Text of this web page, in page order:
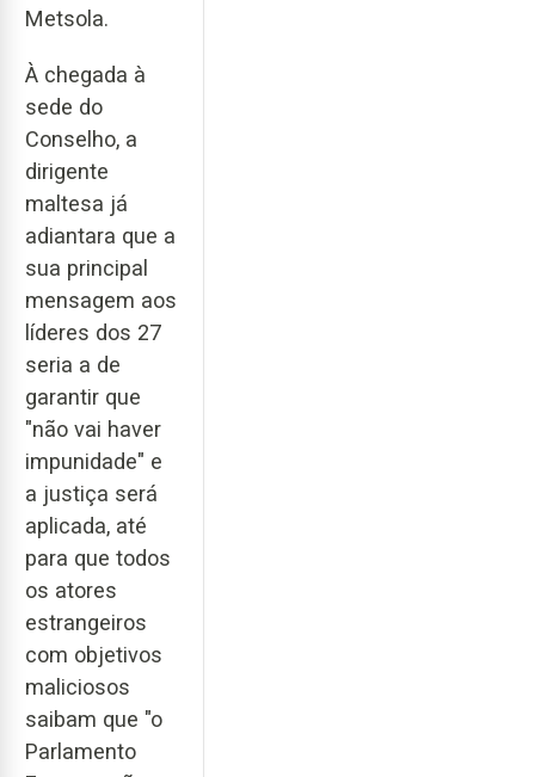
Metsola.
À chegada à
sede do
Conselho, a
dirigente
maltesa já
adiantara que a
sua principal
mensagem aos
líderes dos 27
seria a de
garantir que
"não vai haver
impunidade" e
a justiça será
aplicada, até
para que todos
os atores
estrangeiros
com objetivos
maliciosos
saibam que "o
Parlamento